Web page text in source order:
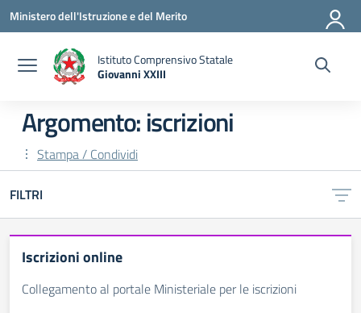
Vai ai contenuti
Vai al menu di navigazione
Vai al footer
Ministero dell'Istruzione e del Merito
Istituto Comprensivo Statale
Giovanni XXIII
Argomento: iscrizioni
Stampa / Condividi
FILTRI
Iscrizioni online
Collegamento al portale Ministeriale per le iscrizioni